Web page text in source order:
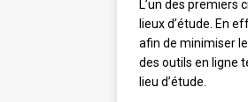
L’un des premiers
lieux d’étude. En
afin de minimiser
des outils en ligne
lieu d’étude.